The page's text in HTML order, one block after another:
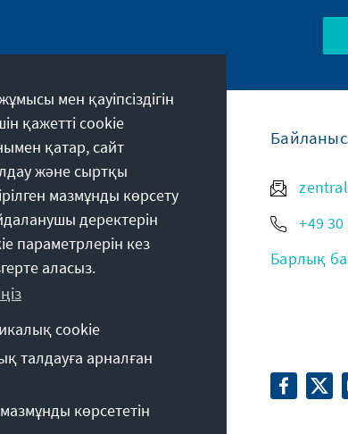
Stiftung setzt sich
international durch politische
Freiheit und
Wir fördern und bewahren
die Soziale
und die Entwicklung und
Wertekonsenses.
+49
Барлық
мен қауіпсіздігін
қажетті cookie
қатар, сайт
және сыртқы
мазмұнды көрсету
деректерін
параметрлерін кез
аласыз.
cookie
талдауға арналған
мазмұнды көрсететін